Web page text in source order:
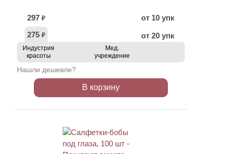
297 ₽
от 10 упк
275 ₽ от 20 упк
Индустрия
красоты
Мед.
учреждение
Нашли дешевле?
В корзину